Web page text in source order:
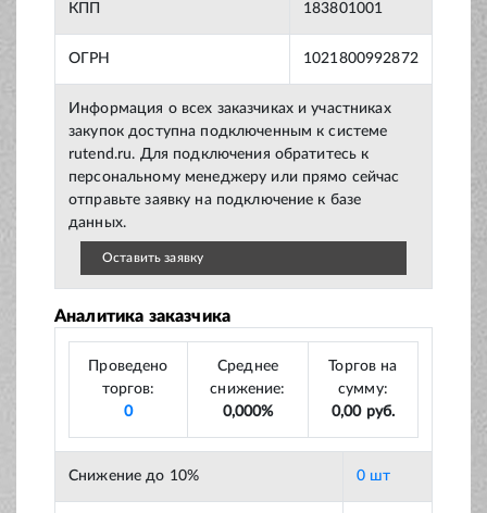
КПП 183801001
ОГРН 1021800992872
Информация о всех заказчиках и участниках
закупок доступна подключенным к системе
rutend.ru. Для подключения обратитесь к
персональному менеджеру или прямо сейчас
отправьте заявку на подключение к базе
данных.
Оставить заявку
Аналитика заказчика
Проведено
торгов:
0
Среднее
снижение:
0,000%
Торгов на
сумму:
0,00 руб.
Снижение до 10% 0 шт